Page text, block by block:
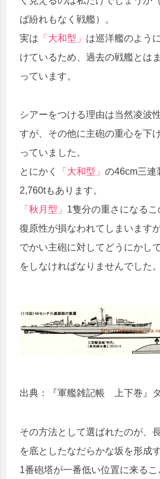
ば紛れもなく戦艦）。
実は 「大和型」 は巡洋艦のよう
けているため、過去の戦艦とは
っています。
シアーをつける理由は当然凌波
すが、その他に主砲の重心を下
っていました。
とにかく
「大和型」 の46cm三連
2,760tもあります。
「秋月型」 1隻分の重さになる
復原性が損なわれてしまいます
でかい主砲に対してどうにかし
をしなければなりませんでした。
出典：『軍艦雑記帳 上下巻』
その方法として選ばれたのが、
を底としたなだらかな坂を形成
1番砲塔が一番低い位置に来る